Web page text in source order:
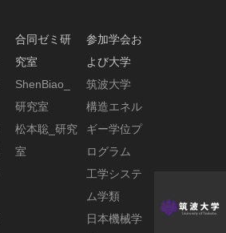
Award 受賞
混相流シンポ
ジウム2024＠
富山大学に参
加しました
合同ゼミ研
究室
ShenBiao_
研究室
松本聡_研究
室
参加学会お
よび大学
筑波大学
構造エネル
ギー学位プ
ログラム
工学システ
ム学類
日本機械学